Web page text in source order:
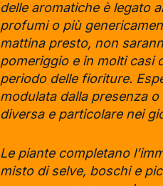
delle aromatiche è legato
profumi o più
mattina presto, non
pomeriggio e in molti casi
periodo delle fioriture.
modulata dalla presenza
diversa e particolare nei
Le piante completano
misto di selve, boschi e